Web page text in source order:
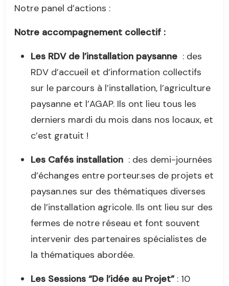
Notre panel d’actions :
Notre accompagnement collectif :
Les RDV de l’installation paysanne : des
RDV d’accueil et d’information collectifs
sur le parcours à l’installation, l’agriculture
paysanne et l’AGAP. Ils ont lieu tous les
derniers mardi du mois dans nos locaux, et
c’est gratuit !
Les Cafés installation : des demi-journées
d’échanges entre porteur.ses de projets et
paysan.nes sur des thématiques diverses
de l’installation agricole. Ils ont lieu sur des
fermes de notre réseau et font souvent
intervenir des partenaires spécialistes de
la thématiques abordée.
Les Sessions “De l’idée au Projet”: 10